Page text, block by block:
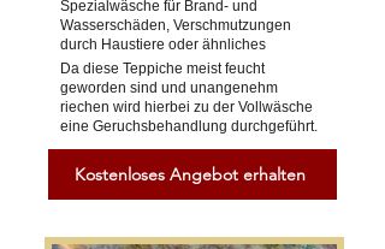
Spezialwäsche für Brand- und
Wasserschäden, Verschmutzungen
durch Haustiere oder ähnliches
Da diese Teppiche meist feucht
geworden sind und unangenehm
riechen wird hierbei zu der Vollwäsche
eine Geruchsbehandlung durchgeführt.
Kostenloses Angebot erhalten